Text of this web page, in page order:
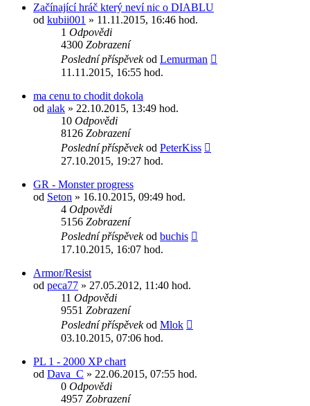
Začínající hráč který neví nic o DIABLU
od kubii001 » 11.11.2015, 16:46 hod.
1 Odpovědi
4300 Zobrazení
Poslední příspěvekod Lemurman
11.11.2015, 16:55 hod.
ma cenu to chodit dokola
od alak » 22.10.2015, 13:49 hod.
10 Odpovědi
8126 Zobrazení
Poslední příspěvekod PeterKiss
27.10.2015, 19:27 hod.
GR - Monster progress
od Seton » 16.10.2015, 09:49 hod.
4 Odpovědi
5156 Zobrazení
Poslední příspěvekod buchis
17.10.2015, 16:07 hod.
Armor/Resist
od peca77 » 27.05.2012, 11:40 hod.
11 Odpovědi
9551 Zobrazení
Poslední příspěvekod Mlok
03.10.2015, 07:06 hod.
PL 1 - 2000 XP chart
od Dava_C » 22.06.2015, 07:55 hod.
0 Odpovědi
4957 Zobrazení